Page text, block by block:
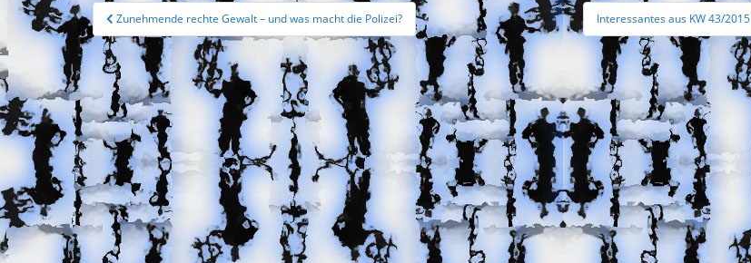
Beitragsnavigation
Zunehmende rechte Gewalt – und was macht die Polizei? Interessantes aus KW 43/2015